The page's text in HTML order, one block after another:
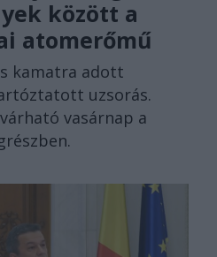
között a
atomerőmű
kamatra adott
uzsorás.
vasárnap a